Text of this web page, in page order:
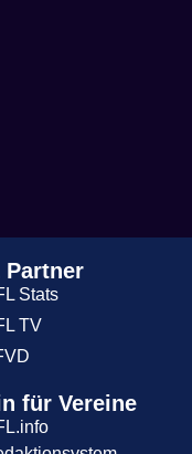
Partner
Stats
TV
für Vereine